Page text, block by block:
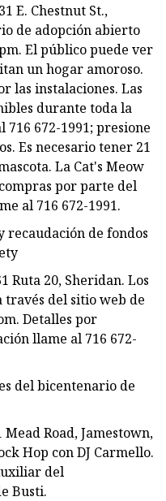
E. Chestnut St.,
de adopción abierto
El público puede ver
un hogar amoroso.
las instalaciones. Las
durante toda la
716 672-1991; presione
Es necesario tener 21
La Cat's Meow
por parte del
al 716 672-1991.
de fondos
Ruta 20, Sheridan. Los
través del sitio web de
Detalles por
llame al 716 672-
del bicentenario de
Road, Jamestown,
Hop con DJ Carmello.
del
Busti.